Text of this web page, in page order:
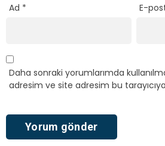
Ad * E-
Daha sonraki yorumlarımda
adresim ve site adresim bu